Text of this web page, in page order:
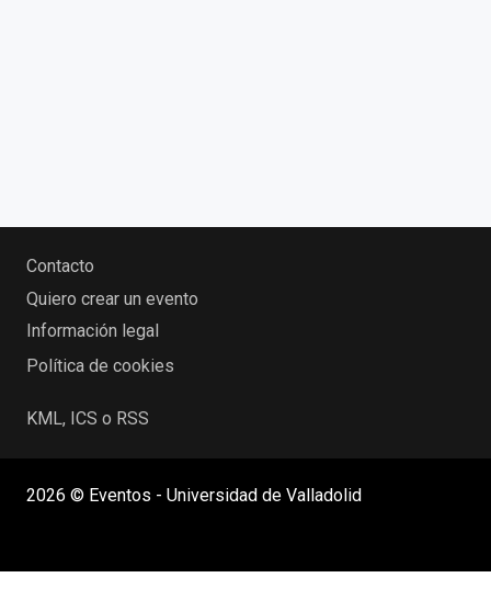
Contacto
Quiero crear un evento
Información legal
Política de cookies
KML, ICS o RSS
2026 © Eventos - Universidad de Valladolid